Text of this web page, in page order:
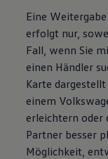
Eine
erfolgt nur,
Fall, wenn Sie
einen Händler
Karte
einem
erleichtern oder
Partner besser
Möglichkeit,